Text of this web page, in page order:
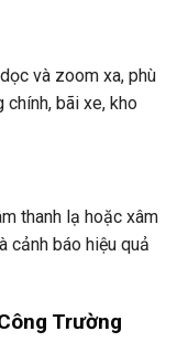
và zoom xa, phù
bãi xe, kho
thanh lạ hoặc xâm
cảnh báo hiệu quả
Trường